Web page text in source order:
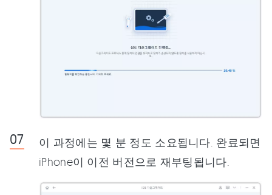
이 과정에는 몇 분 정도 소요됩니다. 완료되면
iPhone이 이전 버전으로 재부팅됩니다.